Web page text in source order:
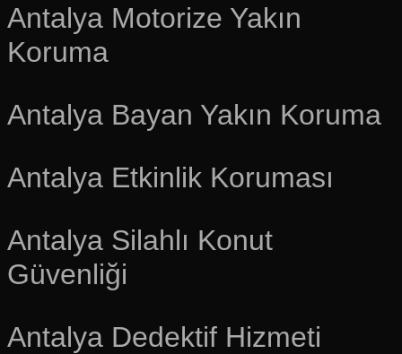
Antalya Motorize Yakın
Koruma
Antalya Bayan Yakın Koruma
Antalya Etkinlik Koruması
Antalya Silahlı Konut
Güvenliği
Antalya Dedektif Hizmeti